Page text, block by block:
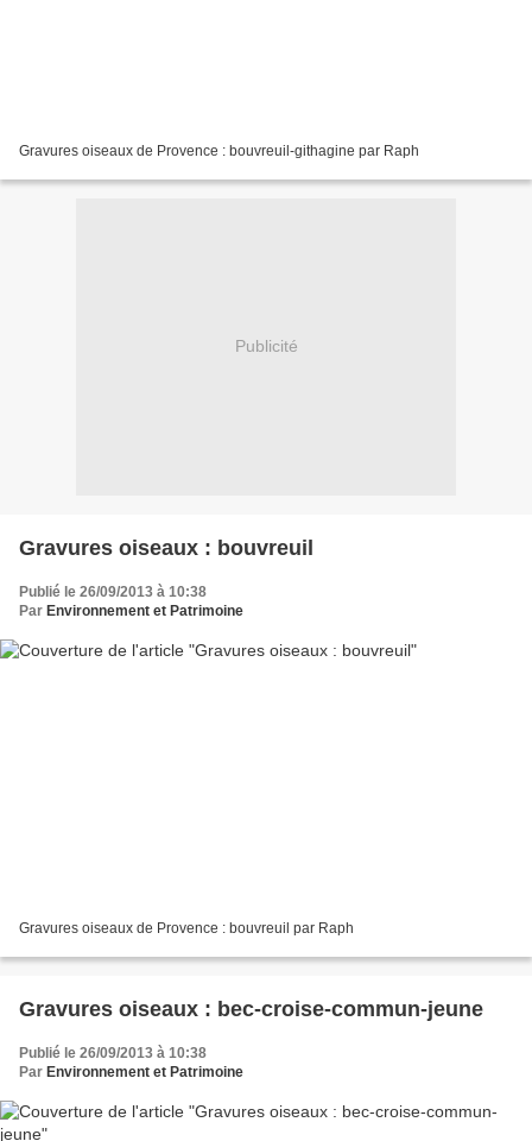
Gravures oiseaux de Provence : bouvreuil-githagine par Raph
Publicité
Gravures oiseaux : bouvreuil
Publié le 26/09/2013 à 10:38
Par Environnement et Patrimoine
Gravures oiseaux de Provence : bouvreuil par Raph
Gravures oiseaux : bec-croise-commun-jeune
Publié le 26/09/2013 à 10:38
Par Environnement et Patrimoine